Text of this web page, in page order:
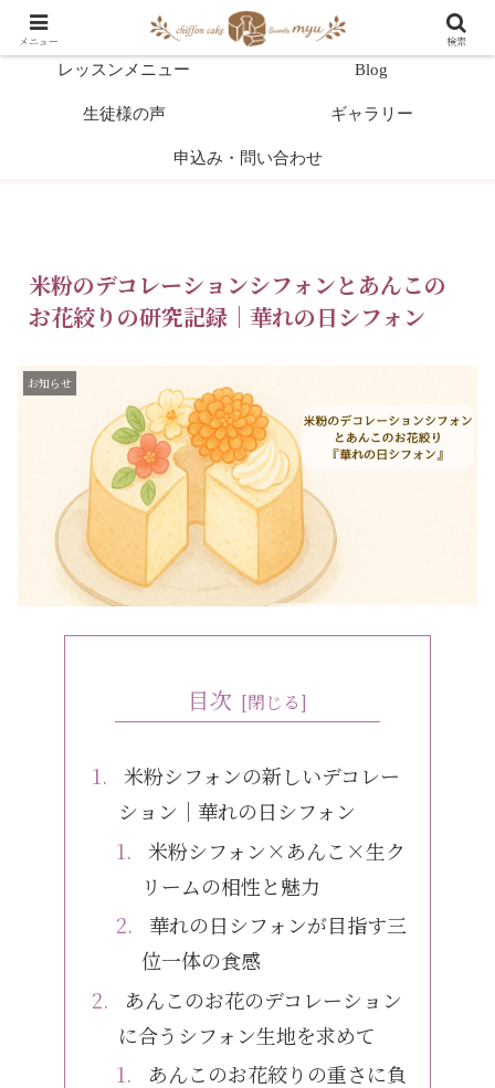
教室案内
レッスンメニュー Blog
生徒様の声 ギャラリー
申込み・問い合わせ
米粉のデコレーションシフォンとあんこの
お花絞りの研究記録｜華れの日シフォン
お知らせ
目次
米粉シフォンの新しいデコレー
ション｜華れの日シフォン
米粉シフォン×あんこ×生ク
リームの相性と魅力
華れの日シフォンが目指す三
位一体の食感
あんこのお花のデコレーション
に合うシフォン生地を求めて
あんこのお花絞りの重さに負
メニュー 検索